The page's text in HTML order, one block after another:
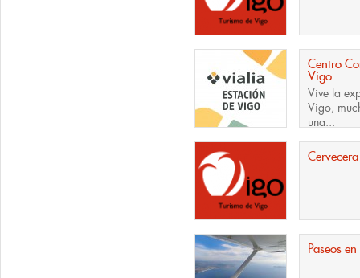
Centro
Vigo
Vive la
Vigo,
una...
Cervecera
Paseos